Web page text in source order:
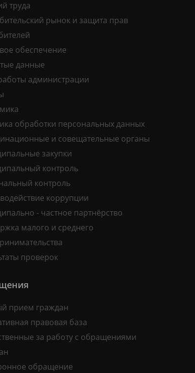
труда
рынок и защита прав
обеспечение
данные
администрации
обработки персональных данных
и совещательные органы
закупки
контроль
контроль
коррупции
- частное партнёрство
малого и среднего
проверок
прием граждан
правовая база
за работу с обращениями
обращение